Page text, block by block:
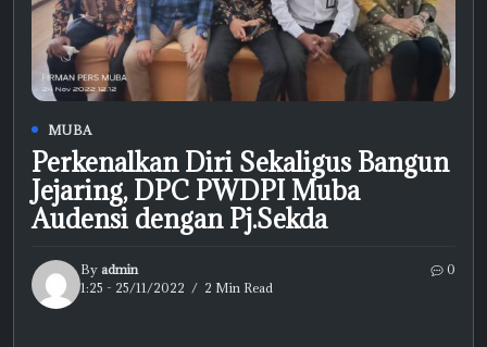
MUBA
Perkenalkan Diri Sekaligus Bangun
Jejaring, DPC PWDPI Muba
Audensi dengan Pj.Sekda
By admin
1:25 - 25/11/2022
2 Min Read
0